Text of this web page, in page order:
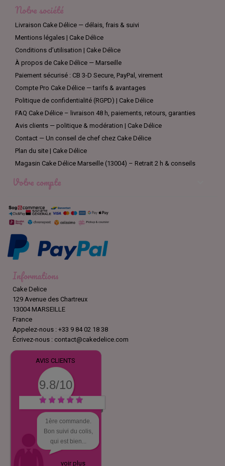
Notre société
Livraison Cake Délice — délais, frais & suivi
Mentions légales | Cake Délice
Conditions d’utilisation | Cake Délice
À propos de Cake Délice — Marseille
Paiement sécurisé : CB 3-D Secure, PayPal, virement
Compte Pro Cake Délice — tarifs & avantages
Politique de confidentialité (RGPD) | Cake Délice
FAQ Cake Délice – livraison 48 h, paiements, retours, garanties
Avis clients — politique & modération | Cake Délice
Contact — Un conseil de chef chez Cake Délice
Plan du site | Cake Délice
Magasin Cake Délice Marseille (13004) – Retrait 2 h & conseils
Votre compte
Informations
Cake Delice
129 Avenue des Chartreux
13004 MARSEILLE
France
Appelez-nous : +33 9 84 02 18 38
Écrivez-nous : contact@cakedelice.com
AVIS CLIENTS
9.8/10
1ère commande.
Bon suivi du colis,
qui est bien...
voir plus